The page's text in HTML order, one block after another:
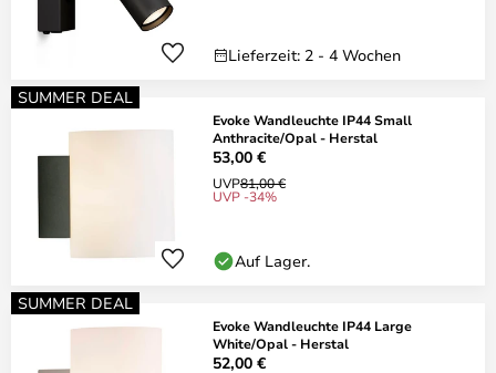
Lieferzeit: 2 - 4 Wochen
SUMMER DEAL
Evoke Wandleuchte IP44 Small
Anthracite/Opal - Herstal
53,00 €
UVP81,00 €
UVP -34%
Auf Lager.
SUMMER DEAL
Evoke Wandleuchte IP44 Large
White/Opal - Herstal
52,00 €